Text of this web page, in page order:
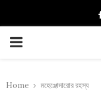
PRIMARY
Home মহেঞ্জোদারোর রহস্য